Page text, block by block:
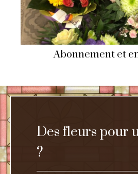
Abonnement et
Des fleurs pour
?